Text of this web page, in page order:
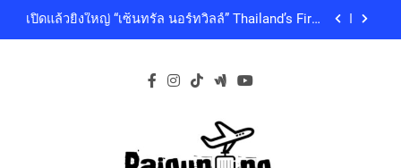
ที่สุด ปักหมุด 19 ธันวาคมนี้ ที่ทองสมบูรณ์คลับ เขา
ใหญ่
เปิดแล้วยิ่งใหญ่ “เซ็นทรัล นอร์ทวิลล์” Thailand’s First
ถวายความอาลัย และน้อมสำนึกในพระกรุณาธิคุณ
ของสมเด็จพระเจ้าลูกเธอ เจ้าฟ้าพัชรกิติยาภา นเรนทิ
เพื่อผู้บริโภคและสิ่งแวดล้อมที่ยั่งยืน
‘GMM SHOW’ ชวนสัมผัสฤดูแห่งความสุขกับ Chang
Cold Brew Cool Club Presents ‘นั่งเล่น 10’ เทศกาล